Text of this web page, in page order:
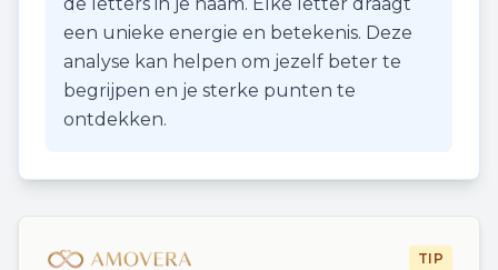
een unieke energie en betekenis. Deze
analyse kan helpen om jezelf beter te
begrijpen en je sterke punten te
ontdekken.
TIP